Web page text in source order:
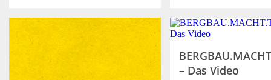
– Das Video